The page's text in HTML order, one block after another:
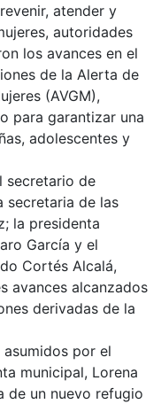
atender y
autoridades
los avances en el
de la Alerta de
(AVGM),
para garantizar una
adolescentes y
secretario de
secretaria de las
la presidenta
García y el
Cortés Alcalá,
avances alcanzados
derivadas de la
por el
municipal, Lorena
de un nuevo refugio